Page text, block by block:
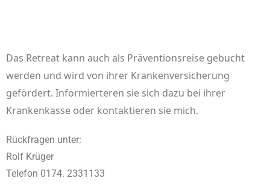
Das Retreat kann auch als Präventionsreise gebucht
werden und wird von ihrer Krankenversicherung
gefördert. Informierteren sie sich dazu bei ihrer
Krankenkasse oder kontaktieren sie mich.
Rückfragen unter:
Rolf Krüger
Telefon 0174. 2331133